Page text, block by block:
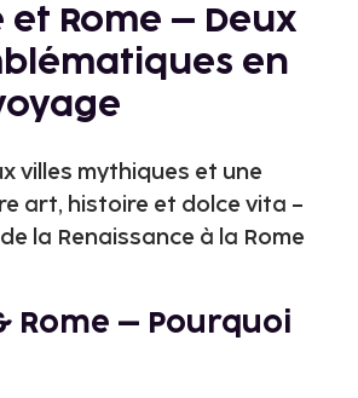
et Rome – Deux
en
villes mythiques et une
art, histoire et dolce vita –
la Renaissance à la Rome
Rome – Pourquoi